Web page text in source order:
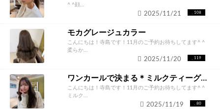
^ ^顔...
108
2025/11/21
モカグレージュカラー
こんにちは！寺島です！11月のご予約お待ちしてます^ ^
柔らか...
119
2025/11/20
ワンカールで決まる＊ミルクティーグレージュ
こんにちは！寺島です！11月のご予約お待ちしてます^ ^
ミルク...
80
2025/11/19